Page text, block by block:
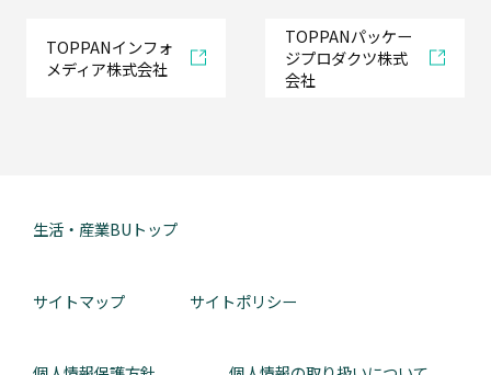
TOPPANインフォ
メディア株式会社
TOPPANパッケー
ジプロダクツ株式
会社
生活・産業BUトップ
サイトマップ サイトポリシー